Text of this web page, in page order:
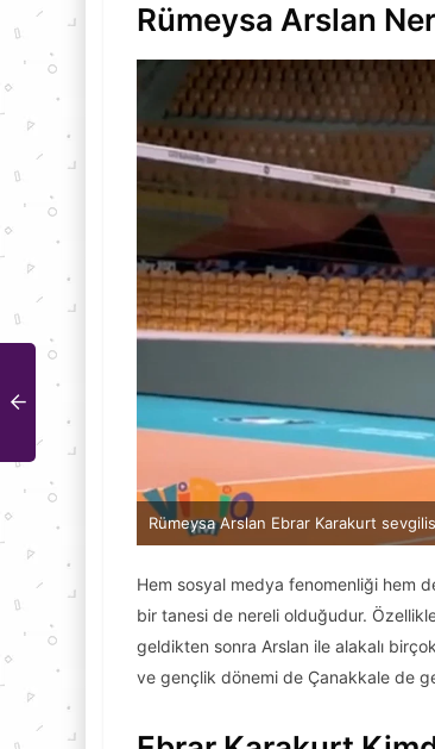
Rümeysa Arslan
Rümeysa Arslan Ebrar Karakurt
Hem sosyal medya fenomenliği hem
bir tanesi de nereli olduğudur.
geldikten sonra Arslan ile alakalı
ve gençlik dönemi de Çanakkale de